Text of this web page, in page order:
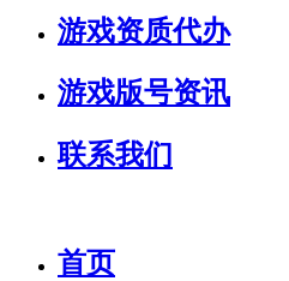
游戏资质代办
游戏版号资讯
联系我们
首页